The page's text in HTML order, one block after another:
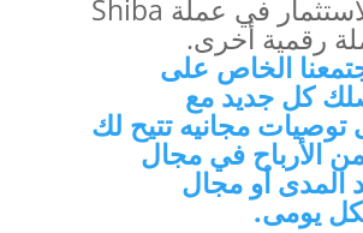
قرار بشأن الاستثمار في عملة Shiba
الخاص على
كل جديد مع
مجانيه تتيح لك
الأرباح في مجال
المدى أو مجال
يومى.